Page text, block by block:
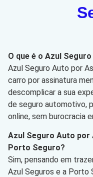
O que é o Azul
Azul Seguro Auto por
carro por assinatura
descomplicar a sua
de seguro automotivo,
online, sem burocracia
Azul Seguro Auto por
Porto Seguro?
Sim, pensando em
Azul Seguros e a Porto